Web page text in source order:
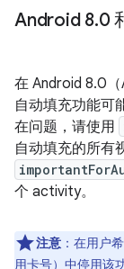
Android 8.0
在 Android 8.0（
自动填充功能可
在问题，请使用
自动填充的所有
个 activity。
注意 ： 在用户
用卡号）中停用该